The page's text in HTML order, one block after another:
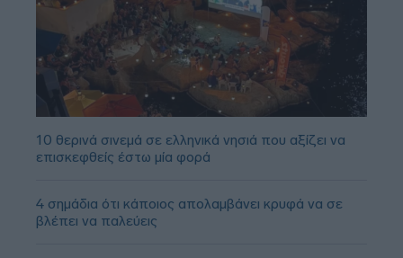
10 θερινά σινεμά σε ελληνικά νησιά που αξίζει να
επισκεφθείς έστω μία φορά
4 σημάδια ότι κάποιος απολαμβάνει κρυφά να σε
βλέπει να παλεύεις